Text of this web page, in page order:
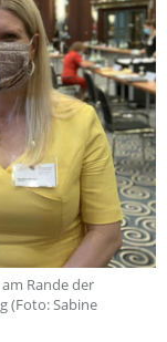
Rande der
(Foto: Sabine